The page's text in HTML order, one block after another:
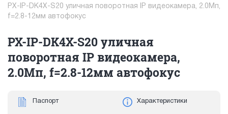
PX-IP-DK4X-S20 уличная поворотная IP видеокамера, 2.0Мп,
f=2.8-12мм автофокус
PX-IP-DK4X-S20 уличная
поворотная IP видеокамера,
2.0Мп, f=2.8-12мм автофокус
Паспорт Характеристики